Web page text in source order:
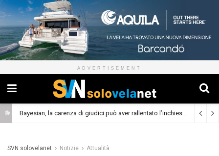
ADVERTISEMENT
Bayesian, la carenza di giudici può aver rallentato l’inchiesta (Cronaca)
Skaw A, il 40 piedi da crociera con prua scow e foil (Cronaca)
SVN solovelanet Notizie Attualità